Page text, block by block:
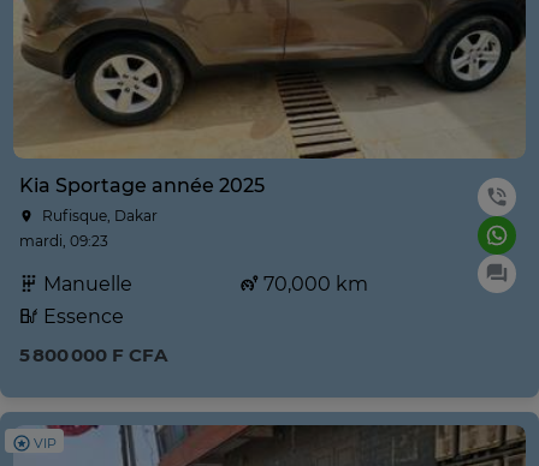
Kia Sportage année 2025
Rufisque, Dakar
mardi, 09:23
Manuelle
70,000 km
Essence
5 800 000 F CFA
VIP